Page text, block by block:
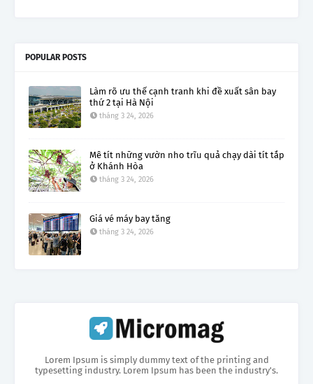
POPULAR POSTS
Làm rõ ưu thế cạnh tranh khi đề xuất sân bay
thứ 2 tại Hà Nội
tháng 3 24, 2026
Mê tít những vườn nho trĩu quả chạy dài tít tắp
ở Khánh Hòa
tháng 3 24, 2026
Giá vé máy bay tăng
tháng 3 24, 2026
Lorem Ipsum is simply dummy text of the printing and
typesetting industry. Lorem Ipsum has been the industry's.